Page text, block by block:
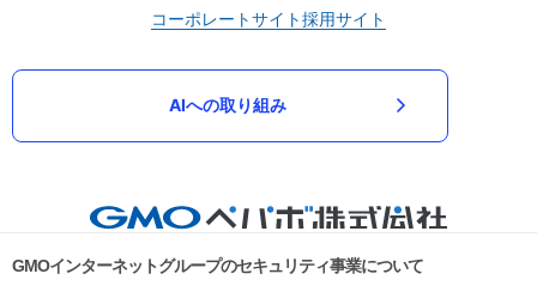
コーポレートサイト採用サイト
AIへの取り組み
GMOインターネットグループのセキュリティ事業について